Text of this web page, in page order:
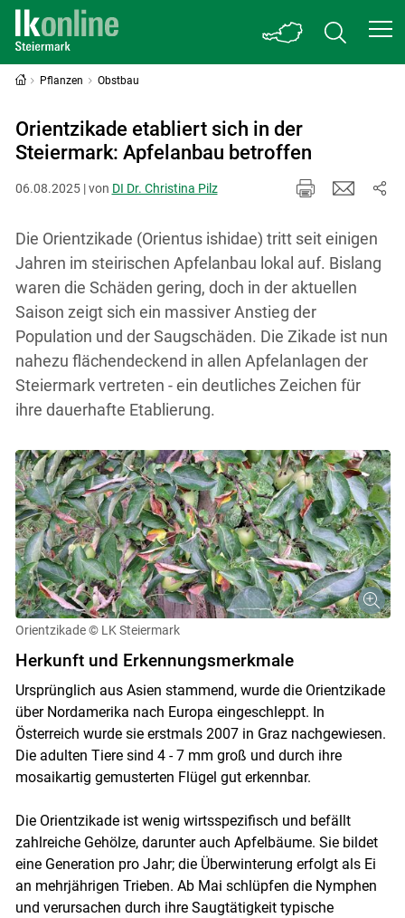
Pflanzen Obstbau
Orientzikade etabliert sich in der
Steiermark: Apfelanbau betroffen
06.08.2025 | von DI Dr. Christina Pilz
Die Orientzikade (Orientus ishidae) tritt seit einigen
Jahren im steirischen Apfelanbau lokal auf. Bislang
waren die Schäden gering, doch in der aktuellen
Saison zeigt sich ein massiver Anstieg der
Population und der Saugschäden. Die Zikade ist nun
nahezu flächendeckend in allen Apfelanlagen der
Steiermark vertreten - ein deutliches Zeichen für
ihre dauerhafte Etablierung.
Orientzikade © LK Steiermark
Herkunft und Erkennungsmerkmale
Ursprünglich aus Asien stammend, wurde die Orientzikade
über Nordamerika nach Europa eingeschleppt. In
Österreich wurde sie erstmals 2007 in Graz nachgewiesen.
Die adulten Tiere sind 4 - 7 mm groß und durch ihre
mosaikartig gemusterten Flügel gut erkennbar.
Die Orientzikade ist wenig wirtsspezifisch und befällt
zahlreiche Gehölze, darunter auch Apfelbäume. Sie bildet
eine Generation pro Jahr; die Überwinterung erfolgt als Ei
an mehrjährigen Trieben. Ab Mai schlüpfen die Nymphen
und verursachen durch ihre Saugtätigkeit typische